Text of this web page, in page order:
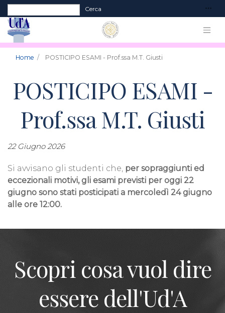
Form di ricerca
Cerca
Home POSTICIPO ESAMI - Prof.ssa M.T. Giusti
POSTICIPO ESAMI -
Prof.ssa M.T. Giusti
22 Giugno 2026
Si avvisano gli studenti che, per sopraggiunti ed
eccezionali motivi, gli esami previsti per oggi 22
giugno sono stati posticipati a mercoledì 24 giugno
alle ore 12:00.
Scopri cosa vuol dire
essere dell'Ud'A